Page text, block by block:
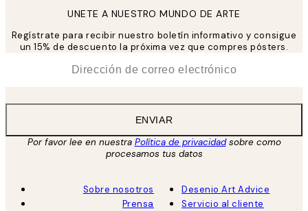
UNETE A NUESTRO MUNDO DE ARTE
Regístrate para recibir nuestro boletín informativo y consigue
un 15% de descuento la próxima vez que compres pósters.
ENVIAR
Por favor lee en nuestra Política de privacidadsobre como
procesamos tus datos
Sobre nosotros
Prensa
Desenio Art Advice
Servicio al cliente